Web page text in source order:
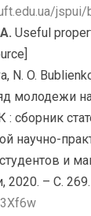
Useful
N. O.
молодежи
сборник
научно-
и
2020. – С.